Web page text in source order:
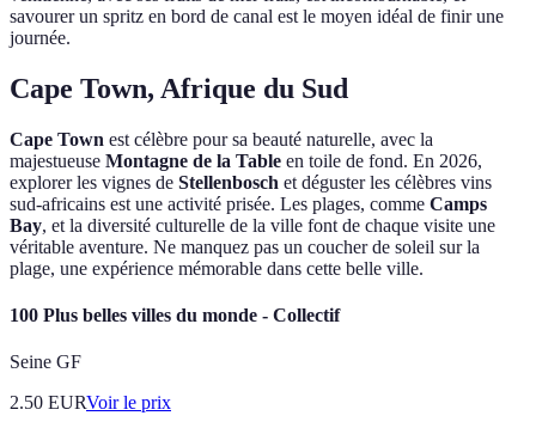
savourer un spritz en bord de canal est le moyen idéal de finir une
journée.
Cape Town, Afrique du Sud
Cape Town est célèbre pour sa beauté naturelle, avec la
majestueuse Montagne de la Table en toile de fond. En 2026,
explorer les vignes de Stellenbosch et déguster les célèbres vins
sud-africains est une activité prisée. Les plages, comme Camps
Bay, et la diversité culturelle de la ville font de chaque visite une
véritable aventure. Ne manquez pas un coucher de soleil sur la
plage, une expérience mémorable dans cette belle ville.
100 Plus belles villes du monde - Collectif
Seine GF
2.50 EURVoir le prix